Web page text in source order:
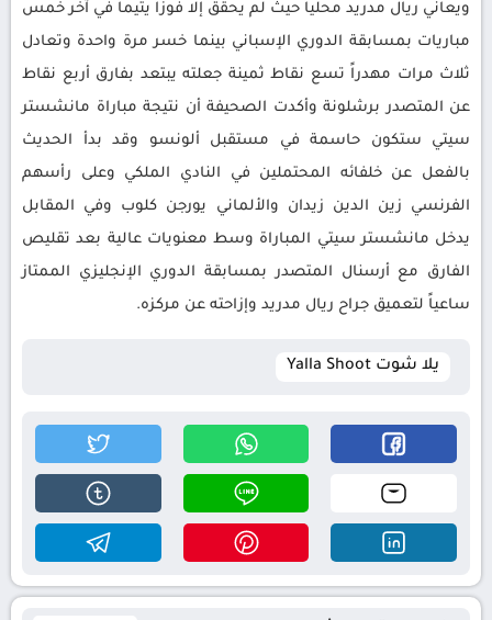
ويعاني ريال مدريد محلياً حيث لم يحقق إلا فوزاً يتيماً في آخر خمس
مباريات بمسابقة الدوري الإسباني بينما خسر مرة واحدة وتعادل
ثلاث مرات مهدراً تسع نقاط ثمينة جعلته يبتعد بفارق أربع نقاط
عن المتصدر برشلونة وأكدت الصحيفة أن نتيجة مباراة مانشستر
سيتي ستكون حاسمة في مستقبل ألونسو وقد بدأ الحديث
بالفعل عن خلفائه المحتملين في النادي الملكي وعلى رأسهم
الفرنسي زين الدين زيدان والألماني يورجن كلوب وفي المقابل
يدخل مانشستر سيتي المباراة وسط معنويات عالية بعد تقليص
الفارق مع أرسنال المتصدر بمسابقة الدوري الإنجليزي الممتاز
ساعياً لتعميق جراح ريال مدريد وإزاحته عن مركزه.
يلا شوت Yalla Shoot